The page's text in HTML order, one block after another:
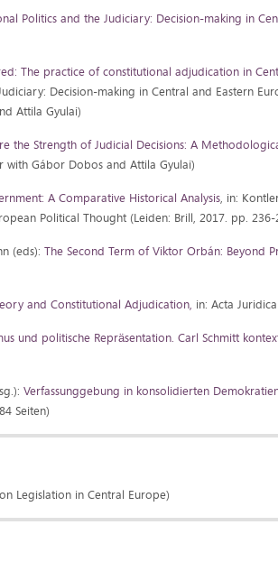
Politics and the Judiciary: Decision-making in
The practice of constitutional adjudication in
Decision-making in Central and Eastern
Attila Gyulai)
the Strength of Judicial Decisions: A
with Gábor Dobos and Attila Gyulai)
A Comparative Historical Analysis, in:
Political Thought (Leiden: Brill, 2017. pp. 236-
(eds):The Second Term of Viktor Orbán: Beyond
and Constitutional Adjudication, in: Acta
und politische Repräsentation. Carl Schmitt
Verfassunggebung in konsolidierten
Seiten)
Legislation in Central Europe)